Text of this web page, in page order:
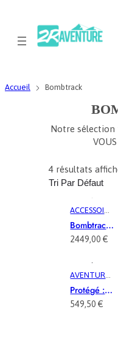
Accueil Bombtrack
Notre sélection
4 résultats
ACCESSOIRE
S VÉLO
Bombtrack
Arise Tour
2449,00€
AVENTURE,
MUSCULAIR
E, VÉLO
CARGO ,
Protégé :
Bombtrack
549,50€